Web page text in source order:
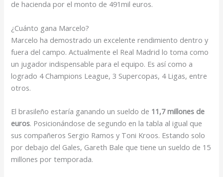
de hacienda por el monto de 491mil euros.
¿Cuánto gana Marcelo?
Marcelo ha demostrado un excelente rendimiento dentro y
fuera del campo. Actualmente el Real Madrid lo toma como
un jugador indispensable para el equipo. Es así como a
logrado 4 Champions League, 3 Supercopas, 4 Ligas, entre
otros.
El brasileño estaría ganando un sueldo de 11,7 millones de
euros. Posicionándose de segundo en la tabla al igual que
sus compañeros Sergio Ramos y Toni Kroos. Estando solo
por debajo del Gales, Gareth Bale que tiene un sueldo de 15
millones por temporada.